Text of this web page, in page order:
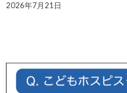
2026年7月21日